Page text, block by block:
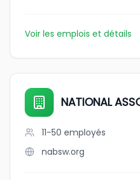
Voir les emplois et détails
NATIONAL
11-50 employés
nabsw.org